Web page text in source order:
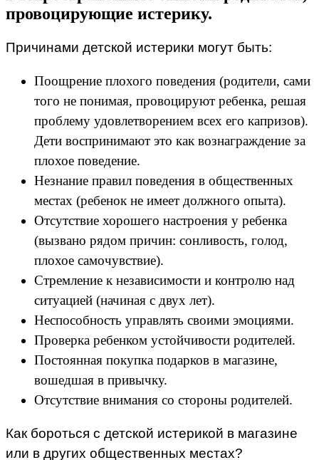
провоцирующие истерику.
Причинами детской истерики могут быть:
Поощрение плохого поведения (родители, сами
того не понимая, провоцируют ребенка, решая
проблему удовлетворением всех его капризов).
Дети воспринимают это как вознаграждение за
плохое поведение.
Незнание правил поведения в общественных
местах (ребенок не имеет должного опыта).
Отсутствие хорошего настроения у ребенка
(вызвано рядом причин: сонливость, голод,
плохое самочувствие).
Стремление к независимости и контролю над
ситуацией (начиная с двух лет).
Неспособность управлять своими эмоциями.
Проверка ребенком устойчивости родителей.
Постоянная покупка подарков в магазине,
вошедшая в привычку.
Отсутствие внимания со стороны родителей.
Как бороться с детской истерикой в магазине
или в других общественных местах?